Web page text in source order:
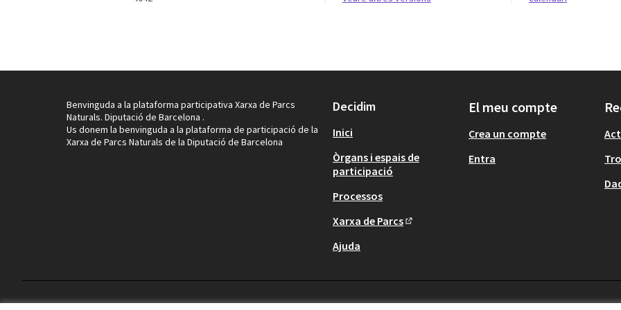
Benvinguda a la plataforma participativa Xarxa de Parcs
Naturals. Diputació de Barcelona .
Us donem la benvinguda a la plataforma de participació de la
Xarxa de Parcs Naturals de la Diputació de Barcelona
Decidim
Inici
Òrgans i espais de
participació
Processos
Xarxa de Parcs
Ajuda
El meu compte
Crea un compte
Entra